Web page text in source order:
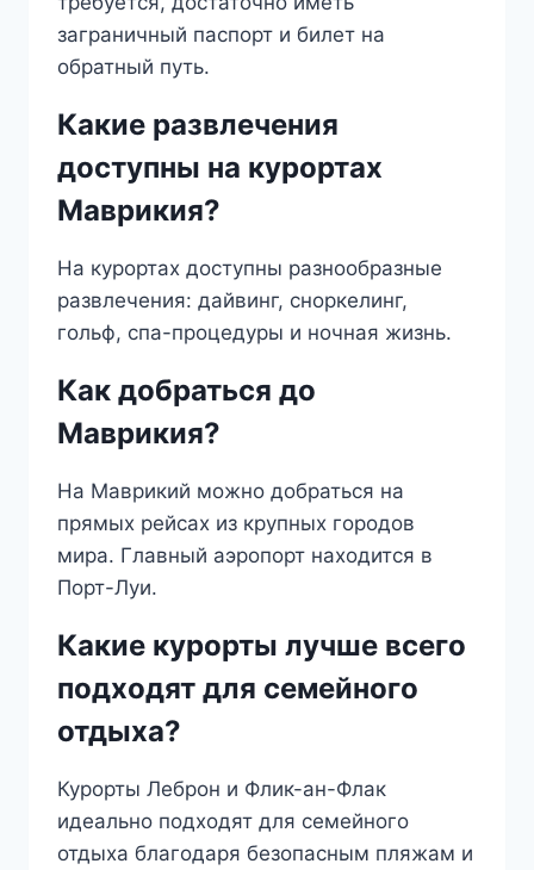
заграничный паспорт и билет на
обратный путь.
Какие развлечения
доступны на курортах
Маврикия?
На курортах доступны разнообразные
развлечения: дайвинг, сноркелинг,
гольф, спа-процедуры и ночная жизнь.
Как добраться до
Маврикия?
На Маврикий можно добраться на
прямых рейсах из крупных городов
мира. Главный аэропорт находится в
Порт-Луи.
Какие курорты лучше всего
подходят для семейного
отдыха?
Курорты Леброн и Флик-ан-Флак
идеально подходят для семейного
отдыха благодаря безопасным пляжам и